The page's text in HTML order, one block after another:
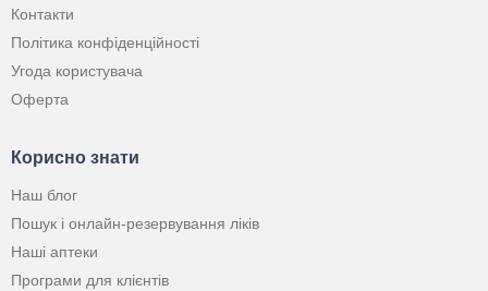
Контакти
Політика конфіденційності
Угода користувача
Оферта
Корисно знати
Наш блог
Пошук і онлайн-резервування ліків
Наші аптеки
Програми для клієнтів